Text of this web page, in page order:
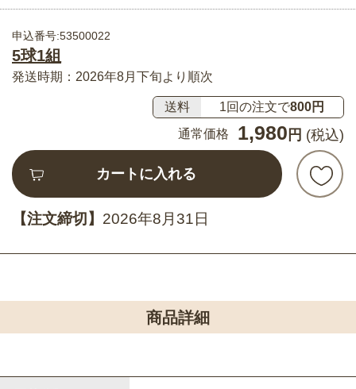
申込番号:53500022
5球1組
発送時期：2026年8月下旬より順次
送料 1回の注文で800円
通常価格
1,980 円 (税込)
カートに入れる
【注文締切】 2026年8月31日
商品詳細